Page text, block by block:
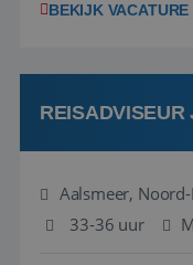
vakantiegangers
werken: of het
BEKIJK VACATURE
REISADVISEUR
Aalsmeer,
33-36 uur